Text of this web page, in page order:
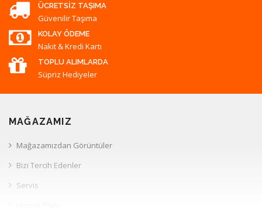
ÜCRETSIZ TAŞIMA
Güvenilir Taşıma
KOLAY ÖDEME
Nakit & Kredi Kartı
TOPLU ALIMLARDA
Süpriz Hediyeler
MAĞAZAMIZ
Mağazamızdan Görüntüler
Bizi Tercih Edenler
Servis